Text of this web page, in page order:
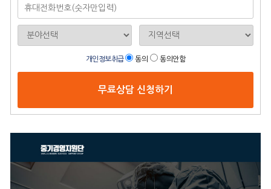
개인정보취급 동의 동의안함